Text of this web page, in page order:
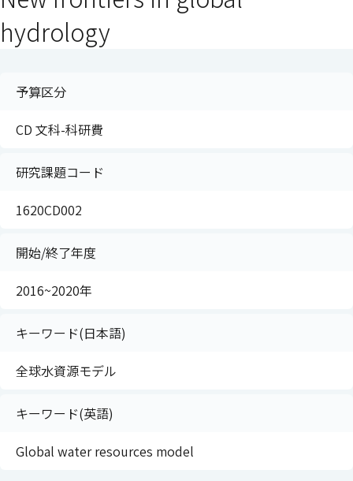
hydrology
予算区分
CD 文科-科研費
研究課題コード
1620CD002
開始/終了年度
2016~2020年
キーワード(日本語)
全球水資源モデル
キーワード(英語)
Global water resources model